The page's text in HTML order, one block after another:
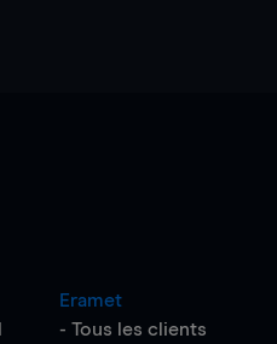
Eramet
- Tous les clients